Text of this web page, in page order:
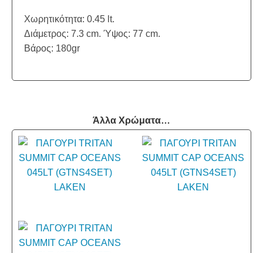
Χωρητικότητα: 0.45 lt.
Διάμετρος: 7.3 cm. Ύψος: 77 cm.
Βάρος: 180gr
Άλλα Χρώματα…